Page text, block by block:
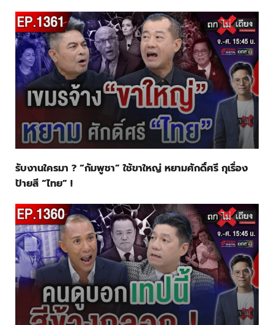
รับงานใครมา ? “กัมพูชา” ใช้ขาใหญ่ หยามศักดิ์ศรี กุเรื่อง
ป้ายสี “ไทย” !